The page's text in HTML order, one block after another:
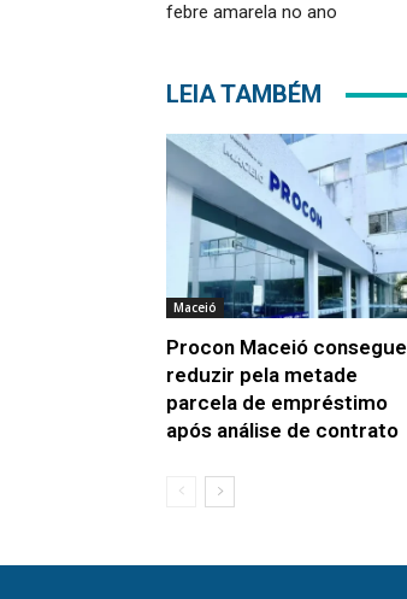
febre amarela no ano
LEIA TAMBÉM
Maceió
Procon Maceió consegue
reduzir pela metade
parcela de empréstimo
após análise de contrato